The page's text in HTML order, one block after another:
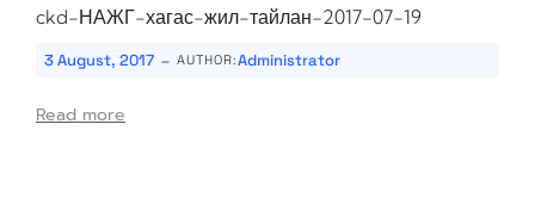
ckd-НАЖГ-хагас-жил-тайлан-2017-07-19
3 August, 2017 - AUTHOR:Administrator
Read more